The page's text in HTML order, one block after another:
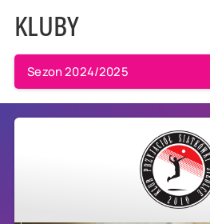
KLUBY
Sezon 2024/2025